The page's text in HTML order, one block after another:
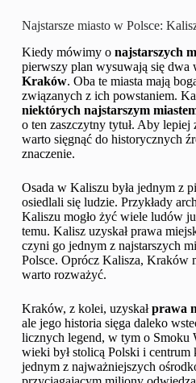
Najstarsze miasto w Polsce:
Kiedy mówimy o najstarszych
pierwszy plan wysuwają się dwa
Kraków. Oba te miasta mają
związanych z ich powstaniem.
niektórych najstarszym
o ten zaszczytny tytuł. Aby
warto sięgnąć do historycznych
znaczenie.
Osada w Kaliszu była jednym z
osiedlali się ludzie. Przykłady
Kaliszu mogło żyć wiele ludów
temu. Kalisz uzyskał prawa
czyni go jednym z najstarszych
Polsce. Oprócz Kalisza, Kraków
warto rozważyć.
Kraków, z kolei, uzyskałprawa
ale jego historia sięga daleko
licznych legend, w tym o Smoku
wieki był stolicą Polski i
jednym z najważniejszych